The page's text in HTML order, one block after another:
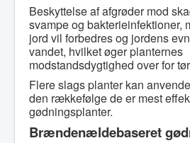
Beskyttelse af afgrøder mod
svampe og bakterieinfektioner,
jord vil forbedres og jordens
vandet, hvilket øger planternes
modstandsdygtighed over for
Flere slags planter kan
den rækkefølge de er mest
gødningsplanter.
Brændenældebaseret